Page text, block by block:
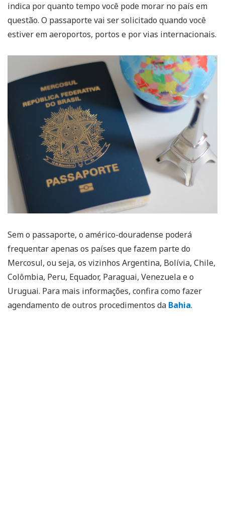
indica por quanto tempo você pode morar no país em
questão. O passaporte vai ser solicitado quando você
estiver em aeroportos, portos e por vias internacionais.
Sem o passaporte, o américo-douradense poderá
frequentar apenas os países que fazem parte do
Mercosul, ou seja, os vizinhos Argentina, Bolívia, Chile,
Colômbia, Peru, Equador, Paraguai, Venezuela e o
Uruguai. Para mais informações, confira como fazer
agendamento de outros procedimentos da Bahia.